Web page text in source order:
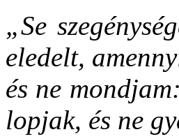
„Se
eledelt,
és ne
lopjak, és ne